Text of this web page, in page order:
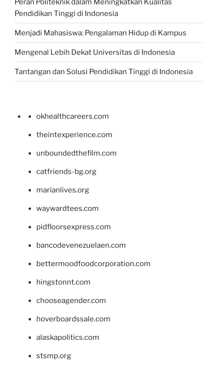
Peran Politeknik dalam Meningkatkan Kualitas
Pendidikan Tinggi di Indonesia
Menjadi Mahasiswa: Pengalaman Hidup di Kampus
Mengenal Lebih Dekat Universitas di Indonesia
Tantangan dan Solusi Pendidikan Tinggi di Indonesia
okhealthcareers.com
theintexperience.com
unboundedthefilm.com
catfriends-bg.org
marianlives.org
waywardtees.com
pidfloorsexpress.com
bancodevenezuelaen.com
bettermoodfoodcorporation.com
hingstonnt.com
chooseagender.com
hoverboardssale.com
alaskapolitics.com
stsmp.org